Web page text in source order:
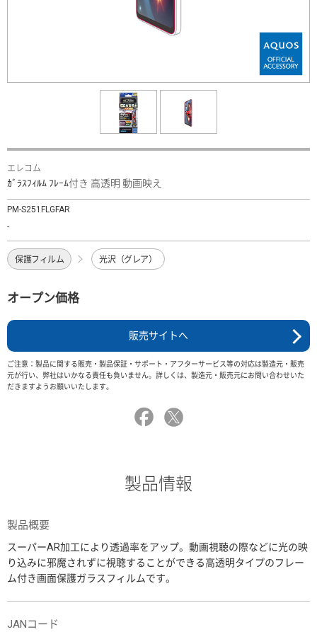
エレコム
ｶﾞﾗｽﾌｨﾙﾑ ﾌﾚｰﾑ付き 高透明 動画映え
PM-S251FLGFAR
-
保護フィルム 光沢（グレア）
オープン価格
販売サイトへ
ご注意：製品に関する販売・製品保証・サポート・アフターサービス等の対応は製造元・販売
元が行い、弊社はいかなる責任も負いません。詳しくは、製造元・販売元にお問い合わせいた
だきますようお願いいたします。
製品情報
製品概要
スーパーAR加工により透過率をアップ。動画視聴の際などに光の映
り込みに邪魔されずに視聴することができる高透明タイプのフレー
ム付き画面保護ガラスフィルムです。
JANコード